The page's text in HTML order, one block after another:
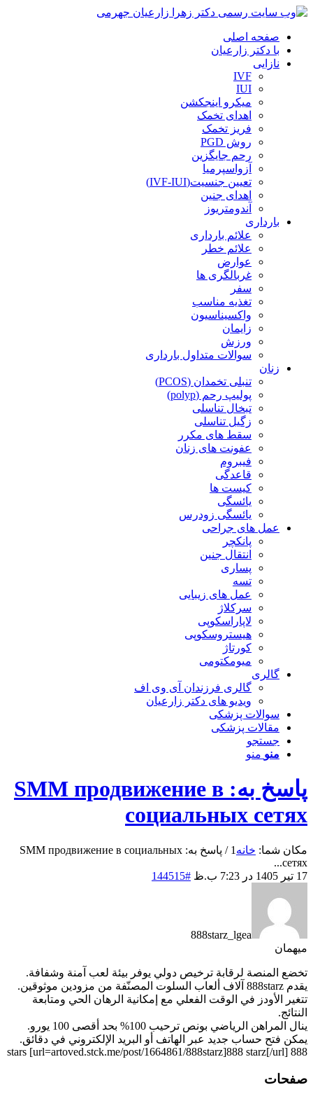
صفحه اصلی
با دکتر زارعیان
نازایی
IVF
IUI
میکرو اینجکشن
اهدای تخمک
فریز تخمک
روش PGD
رحم جایگزین
آزواسپرمیا
تعیین جنسیت(IVF-IUI)
اهدای جنین
آندومتریوز
بارداری
علائم بارداری
علائم خطر
عوارض
غربالگری ها
سفر
تغذیه مناسب
واکسیناسیون
زایمان
ورزش
سوالات متداول بارداری
زنان
تنبلی تخمدان (PCOS)
پولیپ رحم (polyp)
تبخال تناسلی
زگیل تناسلی
سقط های مکرر
عفونت های زنان
فیبروم
قاعدگی
کیست ها
یائسگی
یائسگی زودرس
عمل های جراحی
پانکچر
انتقال جنین
پساری
تسه
عمل های زیبایی
سرکلاژ
لاپاراسکوپی
هیستروسکوپی
کورتاژ
میومکتومی
گالری
گالری فرزندان آی وی اف
ویدیو های دکتر زارعیان
سوالات پزشکی
مقالات پزشکی
جستجو
منو منو
پاسخ به: SMM продвижение в
социальных сетях
مکان شما: خانه 1
/
پاسخ به: SMM продвижение в социальных
сетях...
17 تیر 1405 در 7:23 ب.ظ
#144515
888starz_lgea
میهمان
تخضع المنصة لرقابة ترخيص دولي يوفر بيئة لعب آمنة وشفافة.
يقدم 888starz آلاف ألعاب السلوت المصنّفة من مزودين موثوقين.
تتغير الأودز في الوقت الفعلي مع إمكانية الرهان الحي ومتابعة
النتائج.
ينال المراهن الرياضي بونص ترحيب 100% بحد أقصى 100 يورو.
يمكن فتح حساب جديد عبر الهاتف أو البريد الإلكتروني في دقائق.
888 stars [url=artoved.stck.me/post/1664861/888starz]888 starz[/url]
صفحات